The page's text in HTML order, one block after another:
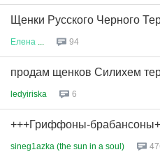
Щенки Русского Черного
Елена 94
продам щенков Силихем
ledyiriska 6
+++Гриффоны-
sineg1azka (the sun in a soul)